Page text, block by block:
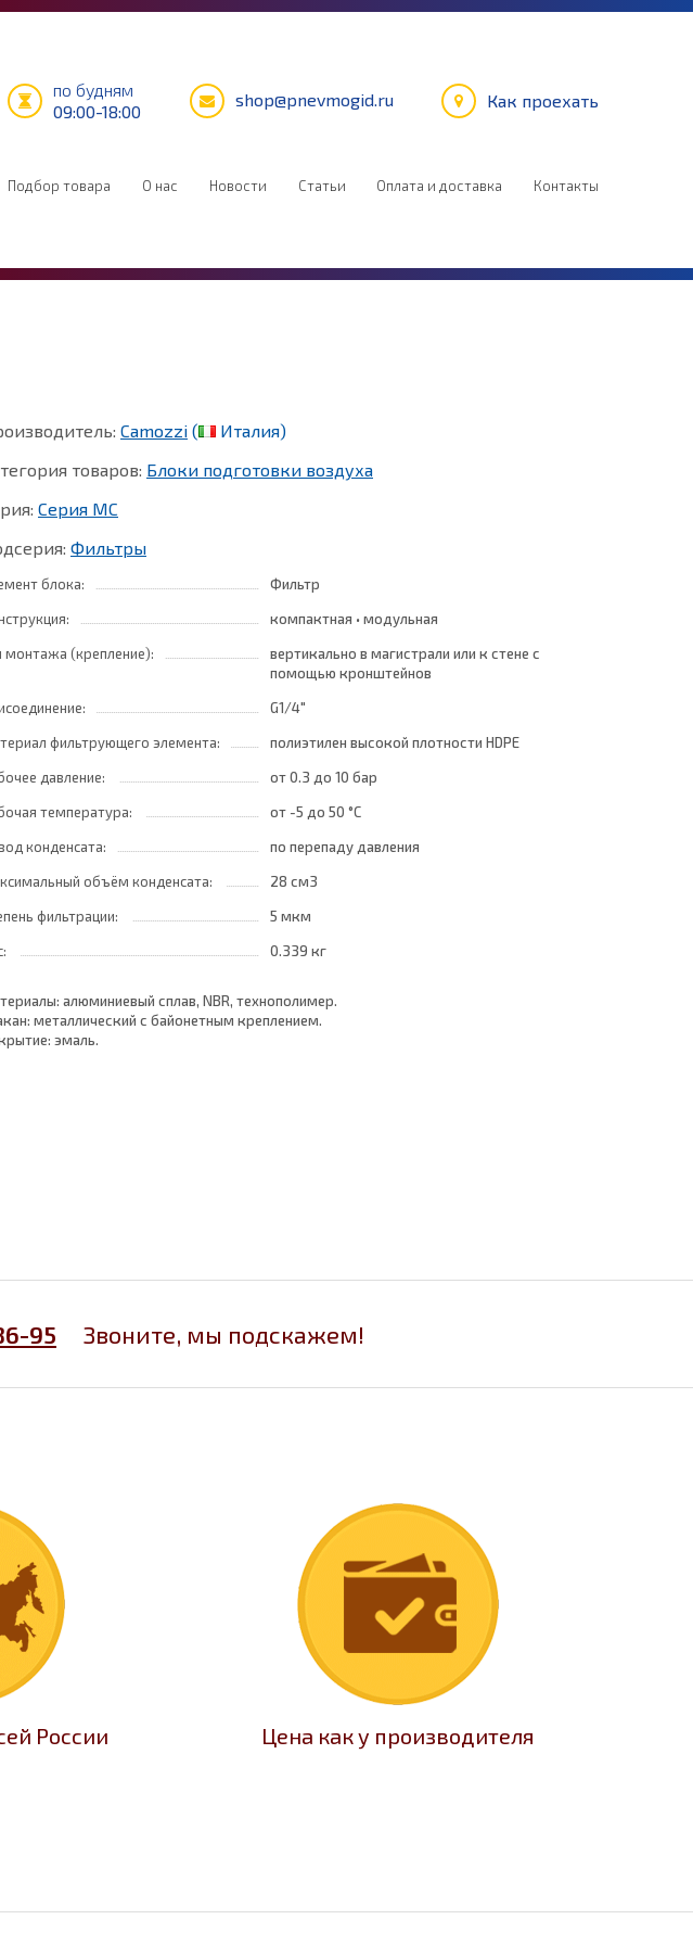
по будням
09:00-18:00
shop@pnevmogid.ru Как проехать
Подбор товара О нас Новости Статьи Оплата и доставка Контакты
Camozzi (
Италия)
товаров: Блоки подготовки воздуха
Серия MC
Фильтры
блока:
Фильтр
компактная • модульная
монтажа (крепление):
вертикально в магистрали или к стене с
помощью кронштейнов
G1/4"
фильтрующего элемента:
полиэтилен высокой плотности HDPE
давление:
от 0.3 до 10 бар
температура:
от -5 до 50 °C
конденсата:
по перепаду давления
объём конденсата:
28 см3
фильтрации:
5 мкм
0.339 кг
алюминиевый сплав, NBR, технополимер.
металлический с байонетным креплением.
эмаль.
95 Звоните, мы подскажем!
России Цена как у производителя